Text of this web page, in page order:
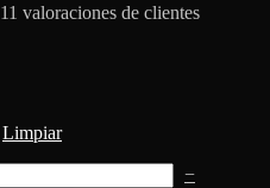
11 valoraciones de clientes
Limpiar
−